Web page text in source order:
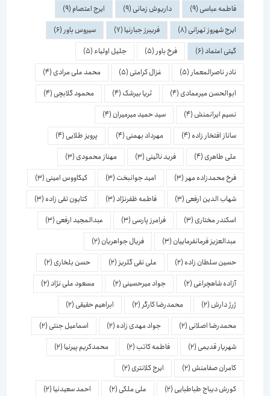
فاطمه عباسی(9) داریوش زمانی(9) ایرج اعتصام(9)
ایرج شهروز تهرانی(8) فریبرز جبارنیا(7) سیروس باور (6)
گیتی اعتماد(6) فرخ باور (5) جلیل اولیاء(5)
نادر ناصرالمعمار(5) غزال کرامتی(5) محمد علی مرادی(4)
ابوالحسن میرعمادی(4) ثریا بیرشک(4) محمود گلابچی(4)
نسیم ایرانمنش(4) سید حمید میرمیران(4)
ساناز افتخار زاده(4) مهرداد بهمنی(4) پرویز طلایی(4)
علی طاهری(4) فرید نائینی(3) مهناز محمودی(3)
فرخ محمدزاده مهر (3) امید جوانبخت(3) کیکاووس امینی(3)
شهاب الدین ارفعی(3) فاطمه ظفرنژاد(3) کتایون تقی زاده(3)
اسكندر مختاری(3) فرامرز پارسی(3) عبدالمجید ارفعی(3)
عبدالعزیز فرمانفرماییان(3) فریال جواهریان(2)
حسین سلطان زاده(2) علی نقی گلریز(2) حسن بلخاری(2)
آزاده شاهچراغی(2) جواد میرحسینی(2) مسعود علی نژاد (2)
ژرژ دارش(2) محمدرضا کارگر(2) ابراهیم حقیقی(2)
محمدرضا اصلانی(2) جواد مهدی زاده(2) اسماعیل جنتی(2)
شهریار قدیمی(2) فاطمه کاتب(2) محمدکریم پیرنیا(2)
کامران صفامنش(2) ایرج کلانتری(2)
کورش دیباج طباطبایی(2) علی ملکی(2) احمد سعیدنیا(2)